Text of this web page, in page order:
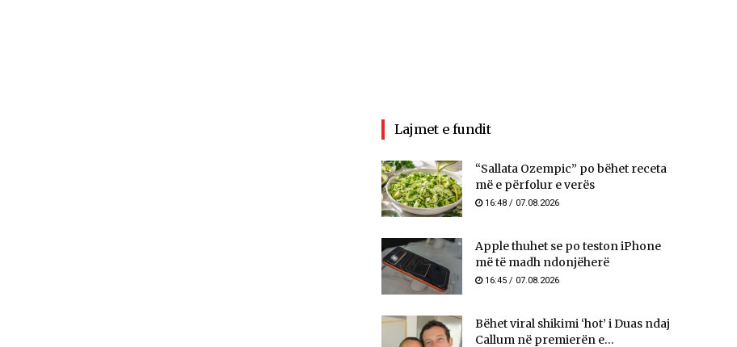
Lajmet e fundit
“Sallata Ozempic” po bëhet receta
më e përfolur e verës
16:48 / 07.08.2026
Apple thuhet se po teston iPhone
më të madh ndonjëherë
16:45 / 07.08.2026
Bëhet viral shikimi ‘hot’ i Duas ndaj
Callum në premierën e...